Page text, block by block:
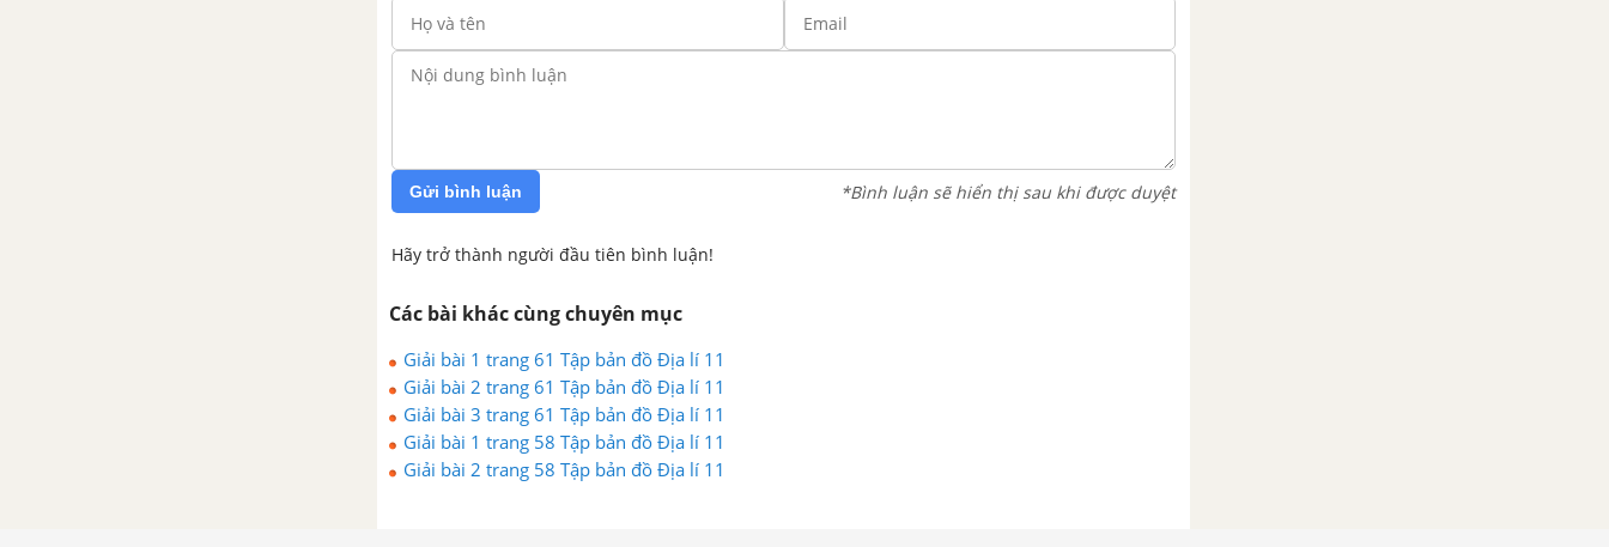
Gửi bình luận *Bình luận sẽ hiển thị sau khi được duyệt
Hãy trở thành người đầu tiên bình luận!
Các bài khác cùng chuyên mục
Giải bài 1 trang 61 Tập bản đồ Địa lí 11
Giải bài 2 trang 61 Tập bản đồ Địa lí 11
Giải bài 3 trang 61 Tập bản đồ Địa lí 11
Giải bài 1 trang 58 Tập bản đồ Địa lí 11
Giải bài 2 trang 58 Tập bản đồ Địa lí 11